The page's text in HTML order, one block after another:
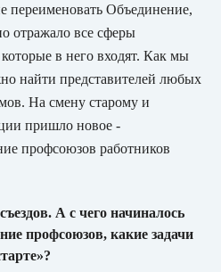
переименовать Объединение,
отражало все сферы
в него входят. Как мы
найти представителей любых
На смену старому и
пришло новое -
профсоюзов работников
А с чего начиналось
профсоюзов, какие задачи